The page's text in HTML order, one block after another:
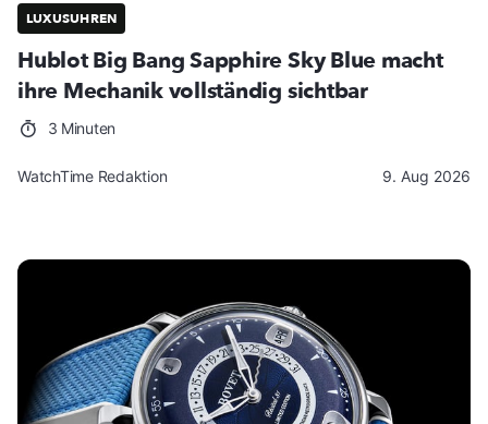
LUXUSUHREN
Hublot Big Bang Sapphire Sky Blue macht
ihre Mechanik vollständig sichtbar
3 Minuten
WatchTime Redaktion 9. Aug 2026